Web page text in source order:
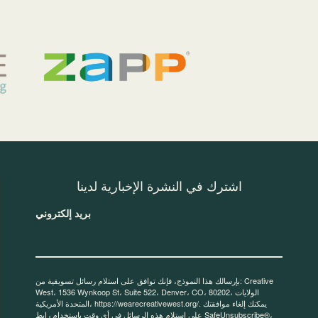
اشترك في النشرة الإخبارية لدينا
بريد إلكتروني
بإرسالك هذا النموذج، فإنك توافق على استلام رسائل تسويقية من: Creative
West، 1536 Wynkoop St، Suite 522، Denver، CO، 80202، الولايات
المتحدة الأمريكية، https://wearecreativewest.org/. يمكنك إلغاء موافقتك
على استلام هذه الرسائل في أي وقت باستخدام رابط SafeUnsubscribe®،